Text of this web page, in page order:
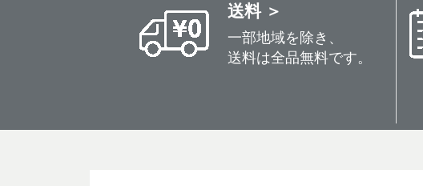
送料 ＞
一部地域を除き、
送料は全品無料です。